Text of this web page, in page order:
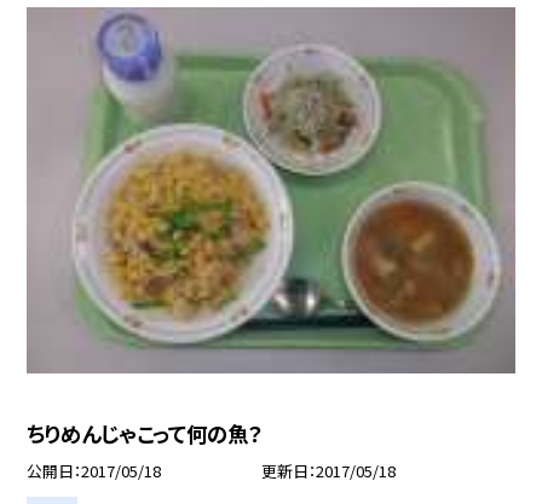
ちりめんじゃこって何の魚？
公開日 2017/05/18 更新日 2017/05/18